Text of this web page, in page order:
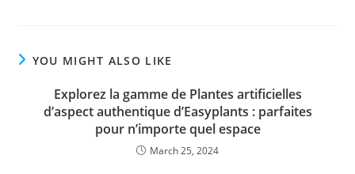
YOU MIGHT ALSO LIKE
Explorez la gamme de Plantes artificielles
d’aspect authentique d’Easyplants : parfaites
pour n’importe quel espace
March 25, 2024